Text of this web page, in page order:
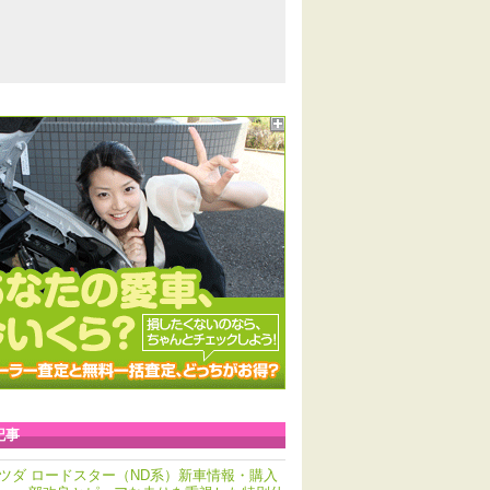
事
ダ ロードスター（ND系）新車情報・購入